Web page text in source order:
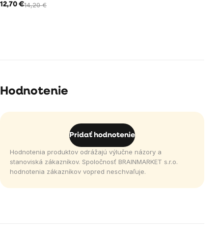
12,70 €14,20 €
Hodnotenie
Pridať hodnotenie
Hodnotenia produktov odrážajú výlučne názory a
stanoviská zákazníkov. Spoločnosť BRAINMARKET s.r.o.
hodnotenia zákazníkov vopred neschvaľuje.